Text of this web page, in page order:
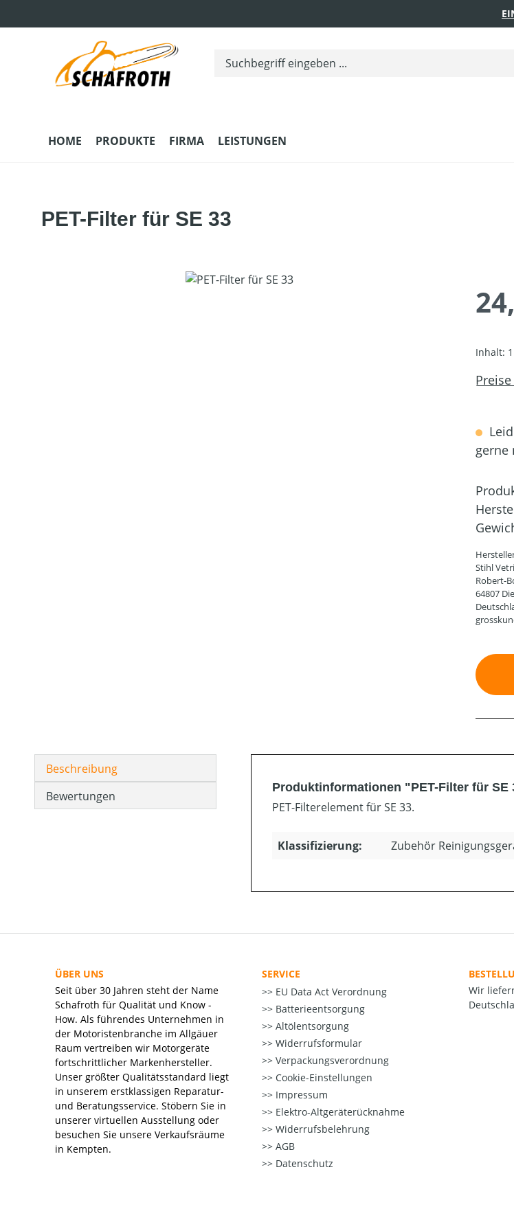
HOME PRODUKTE FIRMA LEISTUNGEN
PET-Filter für SE 33
Inhalt: 1
gerne
Stihl
Robert-
64807
Beschreibung
Bewertungen
Produktinformationen "PET-Filter für SE
PET-Filterelement für SE 33.
Klassifizierung: Zubehör
ÜBER UNS
Seit über 30 Jahren steht der Name
Schafroth für Qualität und Know -
How. Als führendes Unternehmen in
der Motoristenbranche im Allgäuer
Raum vertreiben wir Motorgeräte
fortschrittlicher Markenhersteller.
Unser größter Qualitätsstandard liegt
in unserem erstklassigen Reparatur-
und Beratungsservice. Stöbern Sie in
unserer virtuellen Ausstellung oder
besuchen Sie unsere Verkaufsräume
in Kempten.
SERVICE
EU Data Act Verordnung
Batterieentsorgung
Altölentsorgung
Widerrufsformular
Verpackungsverordnung
Cookie-Einstellungen
Impressum
Elektro-Altgeräterücknahme
Widerrufsbelehrung
AGB
Datenschutz
Wir